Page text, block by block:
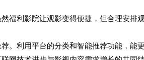
福利影院让观影变得便捷，但合理安
。利用平台的分类和智能推荐功能，